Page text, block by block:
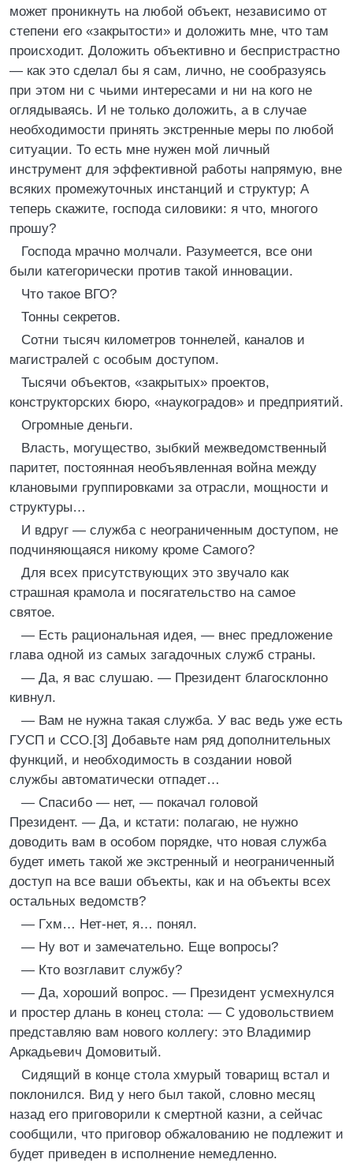
может проникнуть на любой объект, независимо от
степени его «закрытости» и доложить мне, что там
происходит. Доложить объективно и беспристрастно
— как это сделал бы я сам, лично, не сообразуясь
при этом ни с чьими интересами и ни на кого не
оглядываясь. И не только доложить, а в случае
необходимости принять экстренные меры по любой
ситуации. То есть мне нужен мой личный
инструмент для эффективной работы напрямую, вне
всяких промежуточных инстанций и структур; А
теперь скажите, господа силовики: я что, многого
прошу?
Господа мрачно молчали. Разумеется, все они
были категорически против такой инновации.
Что такое ВГО?
Тонны секретов.
Сотни тысяч километров тоннелей, каналов и
магистралей с особым доступом.
Тысячи объектов, «закрытых» проектов,
конструкторских бюро, «наукоградов» и предприятий.
Огромные деньги.
Власть, могущество, зыбкий межведомственный
паритет, постоянная необъявленная война между
клановыми группировками за отрасли, мощности и
структуры…
И вдруг — служба с неограниченным доступом, не
подчиняющаяся никому кроме Самого?
Для всех присутствующих это звучало как
страшная крамола и посягательство на самое
святое.
— Есть рациональная идея, — внес предложение
глава одной из самых загадочных служб страны.
— Да, я вас слушаю. — Президент благосклонно
кивнул.
— Вам не нужна такая служба. У вас ведь уже есть
ГУСП и ССО.[3] Добавьте нам ряд дополнительных
функций, и необходимость в создании новой
службы автоматически отпадет…
— Спасибо — нет, — покачал головой
Президент. — Да, и кстати: полагаю, не нужно
доводить вам в особом порядке, что новая служба
будет иметь такой же экстренный и неограниченный
доступ на все ваши объекты, как и на объекты всех
остальных ведомств?
— Гхм… Нет-нет, я… понял.
— Ну вот и замечательно. Еще вопросы?
— Кто возглавит службу?
— Да, хороший вопрос. — Президент усмехнулся
и простер длань в конец стола: — С удовольствием
представляю вам нового коллегу: это Владимир
Аркадьевич Домовитый.
Сидящий в конце стола хмурый товарищ встал и
поклонился. Вид у него был такой, словно месяц
назад его приговорили к смертной казни, а сейчас
сообщили, что приговор обжалованию не подлежит и
будет приведен в исполнение немедленно.